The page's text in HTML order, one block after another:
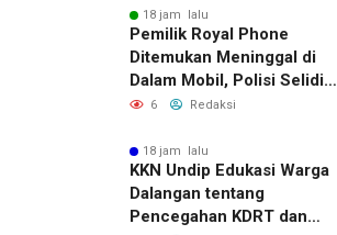
18 jam lalu
Pemilik Royal Phone
Ditemukan Meninggal di
Dalam Mobil, Polisi Selidiki
Dugaan Keterkaitan
6 Redaksi
18 jam lalu
KKN Undip Edukasi Warga
Dalangan tentang
Pencegahan KDRT dan